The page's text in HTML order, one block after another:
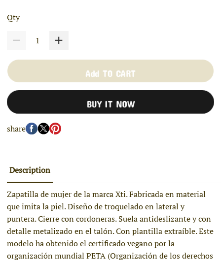
Qty
Add TO CART
BUY IT NOW
share
Description
Zapatilla de mujer de la marca Xti. Fabricada en material
que imita la piel. Diseño de troquelado en lateral y
puntera. Cierre con cordoneras. Suela antideslizante y con
detalle metalizado en el talón. Con plantilla extraíble. Este
modelo ha obtenido el certificado vegano por la
organización mundial PETA (Organización de los derechos